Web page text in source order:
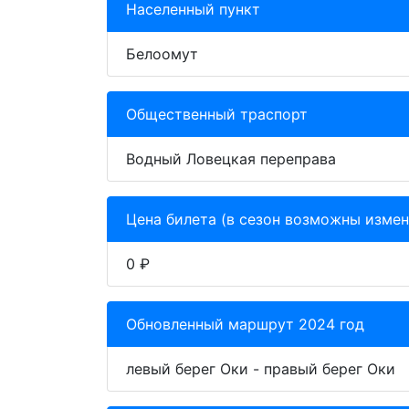
Населенный пункт
Белоомут
Общественный траспорт
Водный Ловецкая переправа
Цена билета (в сезон возможны
0 ₽
Обновленный маршрут 2024 год
левый берег Оки - правый берег Оки